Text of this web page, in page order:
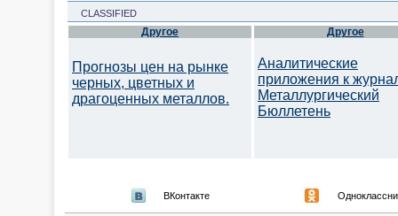
CLASSIFIED
Другое
Прогнозы цен на рынке
черных, цветных и
драгоценных металлов.
Другое
Аналитические
приложения к
Металлургический
Бюллетень
ВКонтакте